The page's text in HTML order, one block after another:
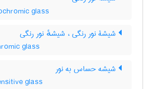
glass
شیشۀ نور رنگی ، شیشهٔ نور رنگی
glass
شیشه حساس به نور
glass